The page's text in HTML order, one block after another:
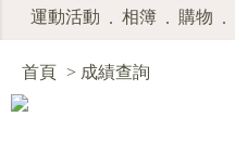
運動活動 . 相簿 . 購物 .
首頁 > 成績查詢